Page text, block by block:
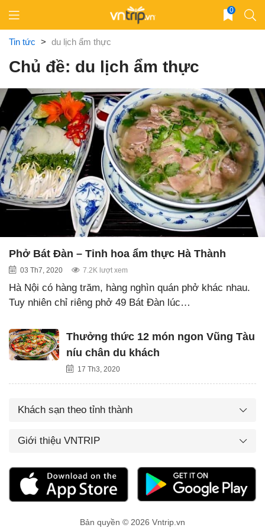
content
0
Tin tức > du lịch ẩm thực
Chủ đề: du lịch ẩm thực
Phở Bát Đàn – Tinh hoa ẩm thực Hà Thành
03 Th7, 2020 7.2K lượt xem
Hà Nội có hàng trăm, hàng nghìn quán phở khác nhau.
Tuy nhiên chỉ riêng phở 49 Bát Đàn lúc…
Thưởng thức 12 món ngon Vũng Tàu
níu chân du khách
17 Th3, 2020
Khách sạn theo tỉnh thành
Giới thiệu VNTRIP
Bản quyền © 2026 Vntrip.vn